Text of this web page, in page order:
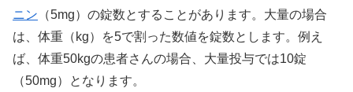
ニン （5mg）の錠数とすることがあります。大量の場合
は、体重（kg）を5で割った数値を錠数とします。例え
ば、体重50kgの患者さんの場合、大量投与では10錠
（50mg）となります。